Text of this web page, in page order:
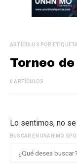
ARTÍCULOS POR ETIQUETA
Torneo
0 ARTÍCULOS
Lo sentimos, no
BUSCAR EN UNANIMO